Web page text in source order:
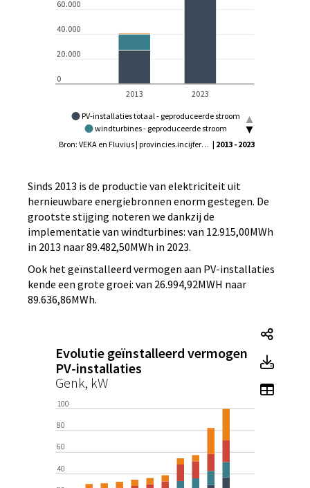
PV-installaties totaal - geproduceerde stroom
windturbines - geproduceerde stroom
waterkracht - geproduceerde stroom
Bron: VEKA en Fluvius | provincies.incijfers.be, VEKA, Fluvius en Elia | provincies.incijfers.be, VEKA | provincies.incijfers.be | 2013 - 2023
Sinds 2013 is de productie van elektriciteit uit
hernieuwbare energiebronnen enorm gestegen. De
grootste stijging noteren we dankzij de
implementatie van windturbines: van 12.915,00MWh
in 2013 naar 89.482,50MWh in 2023.
Ook het geïnstalleerd vermogen aan PV-installaties
kende een grote groei: van 26.994,92MWH naar
89.636,86MWh.
Evolutie geïnstalleerd vermogen
PV-installaties
Genk, kW
40
60
80
100
Toon